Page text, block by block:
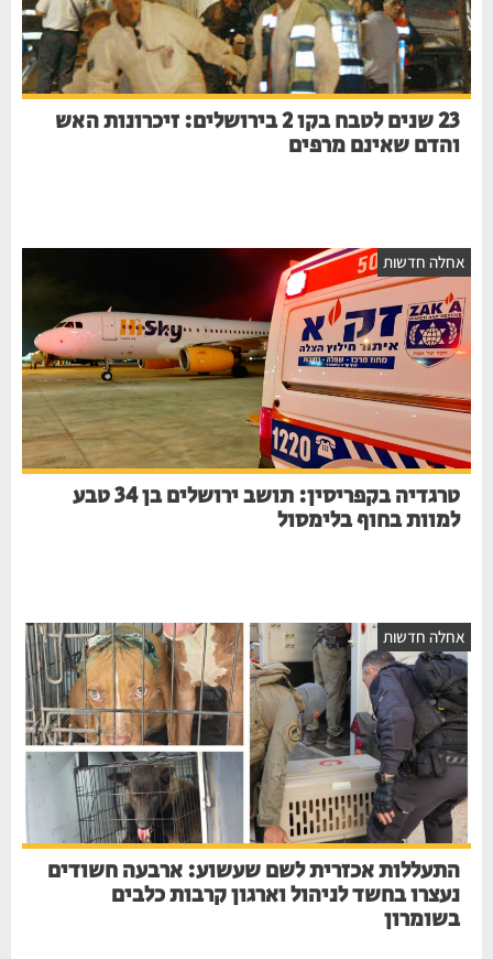
23 שנים לטבח בקו 2 בירושלים: זיכרונות האש
והדם שאינם מרפים
חדשות
טרגדיה בקפריסין: תושב ירושלים בן 34 טבע
למוות בחוף בלימסול
חדשות
התעללות אכזרית לשם שעשוע: ארבעה חשודים
נעצרו בחשד לניהול וארגון קרבות כלבים
בשומרון